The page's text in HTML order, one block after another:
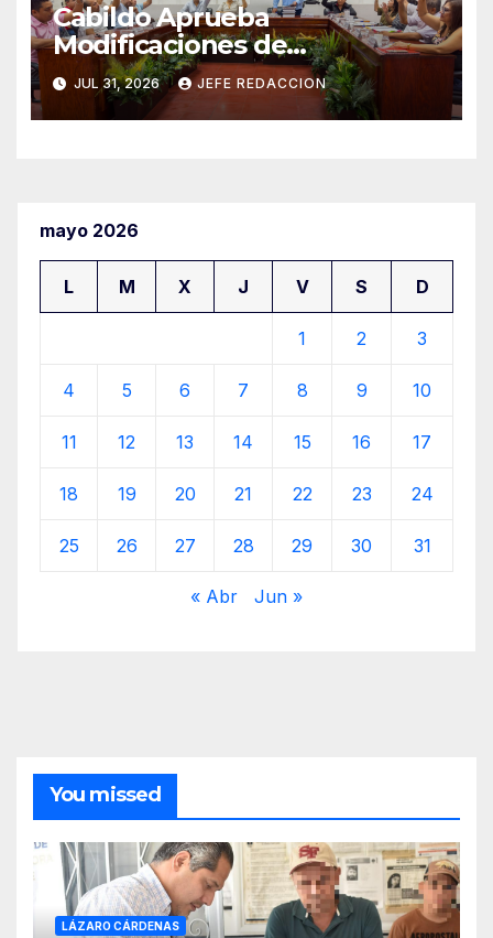
Cabildo Aprueba
Modificaciones de
Presupuesto en CAPALAC
JUL 31, 2026 JEFE REDACCION
mayo 2026
L M X J V S D
1 2 3
4 5 6 7 8 9 10
11 12 13 14 15 16 17
18 19 20 21 22 23 24
25 26 27 28 29 30 31
« Abr Jun »
You missed
LÁZARO CÁRDENAS